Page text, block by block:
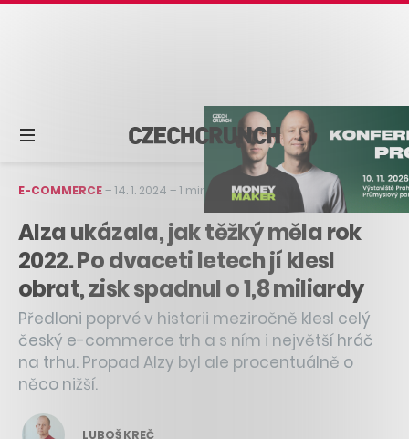
E-COMMERCE–14. 1. 2024 –1 min čtení
Alza ukázala, jak těžký měla rok
2022. Po dvaceti letech jí klesl
obrat, zisk spadnul o 1,8 miliardy
Předloni poprvé v historii meziročně klesl celý
český e-commerce trh a s ním i největší hráč
na trhu. Propad Alzy byl ale procentuálně o
něco nižší.
LUBOŠ KREČ